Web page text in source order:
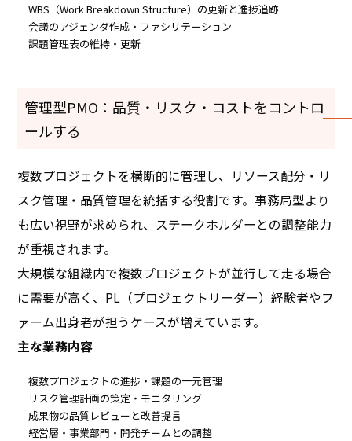
WBS（Work Breakdown Structure）の更新と進捗追跡
会議のアジェンダ作成・ファシリテーション
課題管理表の維持・更新
管理型PMO：品質・リスク・コストをコントロ
ールする
複数プロジェクトを横断的に管理し、リソース配分・リ
スク管理・品質管理を統括する役割です。事務局型より
も広い視野が求められ、ステークホルダーとの調整能力
が重視されます。
大規模な組織内で複数プロジェクトが並行して走る場合
に需要が高く、PL（プロジェクトリーダー）経験者やフ
ァーム出身者が担うケースが増えています。
主な業務内容
複数プロジェクトの進捗・課題の一元管理
リスク管理計画の策定・モニタリング
成果物の品質レビューと改善提言
経営層・事業部門・開発チームとの調整